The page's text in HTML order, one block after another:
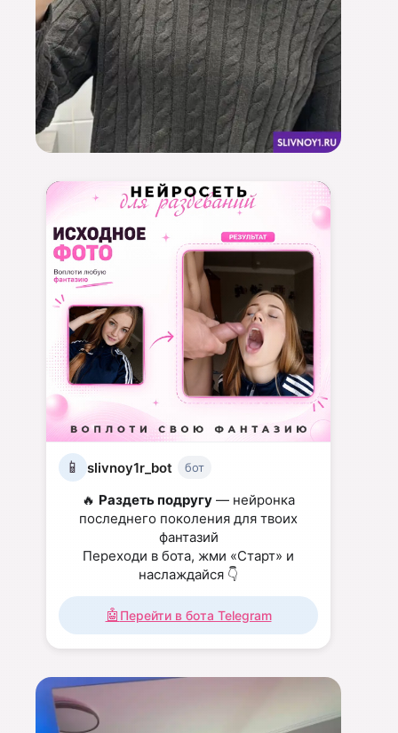
📱 slivnoy1r_bot бот
🔥 Раздеть подругу — нейронка
последнего поколения для твоих
фантазий
Переходи в бота, жми «Старт» и
наслаждайся 👇
🤖 Перейти в бота Telegram